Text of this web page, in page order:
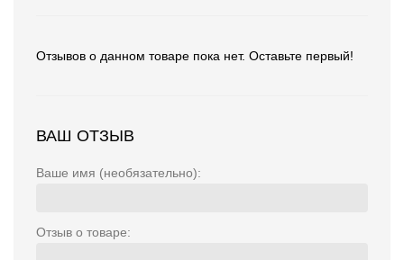
Отзывов о данном товаре пока нет. Оставьте первый!
ВАШ ОТЗЫВ
Ваше имя (необязательно):
Отзыв о товаре: